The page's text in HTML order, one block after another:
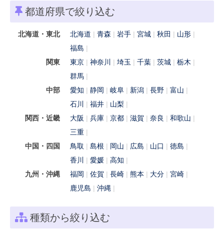
都道府県で絞り込む
北海道・東北 北海道 青森 岩手 宮城 秋田
山形
福島
関東
東京 神奈川 埼玉 千葉 茨城
栃木
群馬
中部
愛知 静岡 岐阜 新潟 長野
富山
石川
福井
山梨
関西・近畿
大阪 兵庫 京都 滋賀 奈良
和歌山
三重
中国・四国
鳥取 島根 岡山 広島 山口
徳島
香川
愛媛
高知
九州・沖縄
福岡 佐賀 長崎 熊本 大分
宮崎
鹿児島
沖縄
種類から絞り込む